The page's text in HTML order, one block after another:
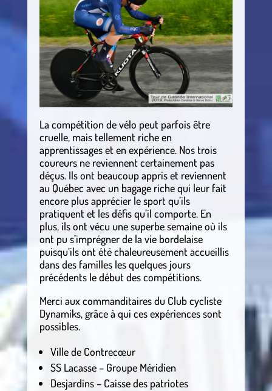
La compétition de vélo peut parfois être
cruelle, mais tellement riche en
apprentissages et en expérience. Nos trois
coureurs ne reviennent certainement pas
déçus. Ils ont beaucoup appris et reviennent
au Québec avec un bagage riche qui leur fait
encore plus apprécier le sport qu’ils
pratiquent et les défis qu’il comporte. En
plus, ils ont vécu une superbe semaine où ils
ont pu s’imprégner de la vie bordelaise
puisqu’ils ont été chaleureusement accueillis
dans des familles les quelques jours
précédents le début des compétitions.
Merci aux commanditaires du Club cycliste
Dynamiks, grâce à qui ces expériences sont
possibles.
Ville de Contrecœur
SS Lacasse – Groupe Méridien
Desjardins – Caisse des patriotes